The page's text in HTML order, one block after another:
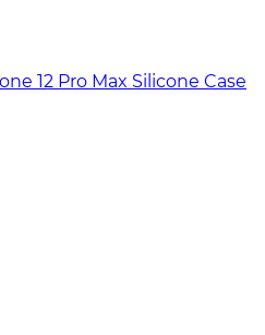
12 Pro Max Silicone Case